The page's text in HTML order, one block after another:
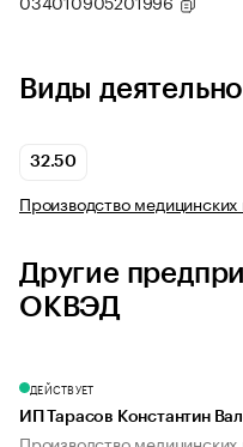
Виды
32.50
Производство
Другие
ОКВЭД
ДЕЙСТВУЕТ
ИП Тарасов Константин